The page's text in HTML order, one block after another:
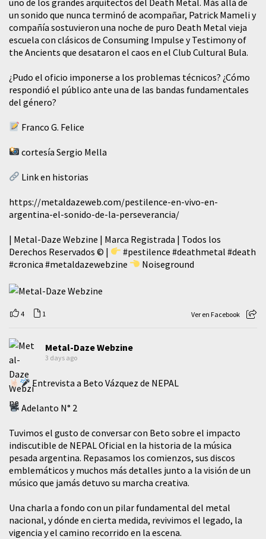
un sonido que nunca terminó de acompañar, Patrick Mameli y
compañía sostuvieron una noche de puro Death Metal vieja
escuela con clásicos de Consuming Impulse y Testimony of
the Ancients que desataron el caos en el Club Cultural Bula.
¿Pudo el oficio imponerse a los problemas técnicos? ¿Cómo
respondió el público ante una de las bandas fundamentales
del género?
Franco G. Felice
cortesía Sergio Mella
Link en historias
https://metaldazeweb.com/pestilence-en-vivo-en-
argentina-el-sonido-de-la-perseverancia/
| Metal-Daze Webzine | Marca Registrada | Todos los
Derechos Reservados © |
#pestilence #deathmetal #death
#cronica #metaldazewebzine Noiseground
4 1 Ver en Facebook
Metal-Daze Webzine
3 days ago
Entrevista a Beto Vázquez de NEPAL
Adelanto N° 2
Tuvimos el gusto de conversar con Beto sobre el impacto
indiscutible de NEPAL Oficial en la historia de la música
pesada argentina. Repasamos los comienzos, sus discos
emblemáticos y muchos más detalles junto a la visión de un
músico que jamás detuvo su marcha creativa.
​Una charla a fondo con un pilar fundamental del metal
nacional, y dónde en cierta medida, revivimos el legado, la
vigencia y el camino recorrido en la escena.